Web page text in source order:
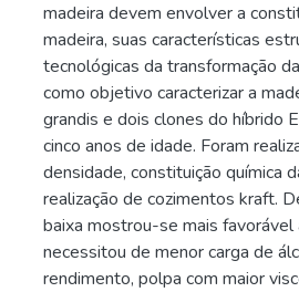
madeira devem envolver a
madeira, suas características
tecnológicas da transformação
como objetivo caracterizar a
grandis e dois clones do híbrido
cinco anos de idade. Foram
densidade, constituição química
realização de cozimentos kraft.
baixa mostrou-se mais
necessitou de menor carga de
rendimento, polpa com maior